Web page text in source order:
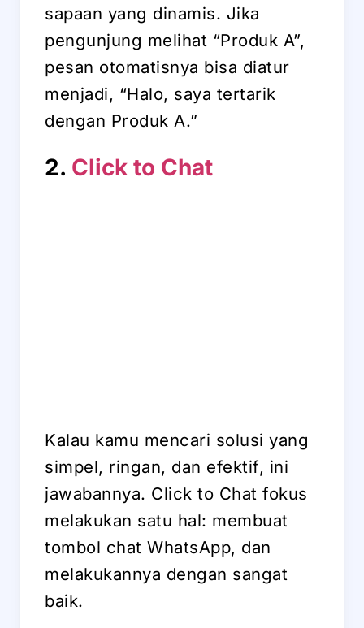
sapaan yang dinamis. Jika
pengunjung melihat “Produk A”,
pesan otomatisnya bisa diatur
menjadi, “Halo, saya tertarik
dengan Produk A.”
2. Click to Chat
Kalau kamu mencari solusi yang
simpel, ringan, dan efektif, ini
jawabannya. Click to Chat fokus
melakukan satu hal: membuat
tombol chat WhatsApp, dan
melakukannya dengan sangat
baik.